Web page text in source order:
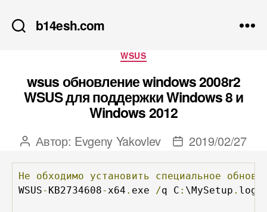
b14esh.com
Рубрики
WSUS
wsus обновление windows 2008r2
WSUS для поддержки Windows 8 и
Windows 2012
Автор
записи
Автор: Evgeny Yakovlev
Дата
записи
2019/02/27
Не обходимо установить специальное
WSUS- KB2734608- x64 . exe /q C : \MySetup . log